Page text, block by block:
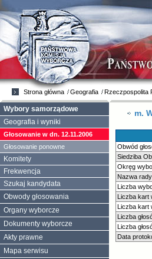
m.
Obwód
Siedziba
Okręg
Nazwa rady
Liczba
Liczba kart
Liczba kart
Liczba
Liczba
Data
Strona główna Geografia Rzeczpospolita
Wybory samorządowe
Geografia i wyniki
Głosowanie w dn. 12.11.2006
Głosowanie ponowne
Komitety
Frekwencja
Szukaj kandydata
Obwody głosowania
Organy wyborcze
Dokumenty wyborcze
Akty prawne
Mapa serwisu